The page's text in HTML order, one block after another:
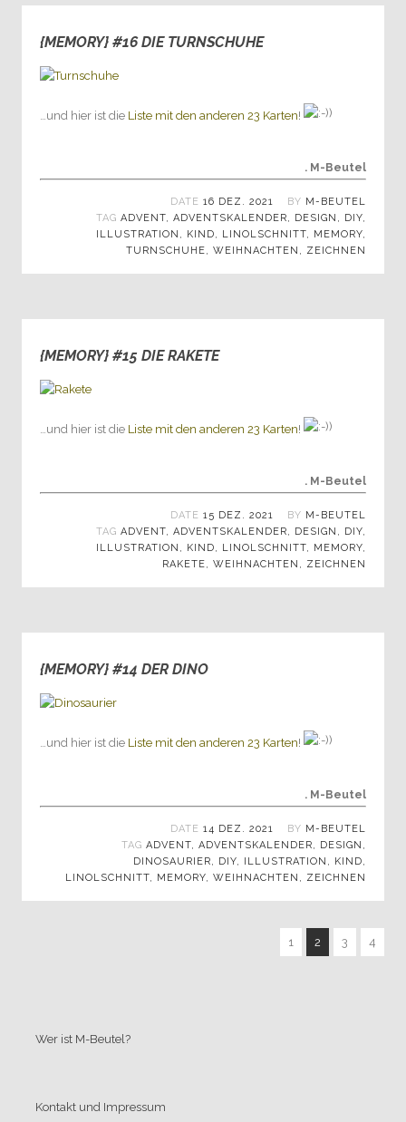
{MEMORY} #16 DIE TURNSCHUHE
…und hier ist die Liste mit den anderen 23 Karten!
. M-Beutel
DATE 16 DEZ. 2021 BY M-BEUTEL
TAG ADVENT, ADVENTSKALENDER, DESIGN , DIY,
ILLUSTRATION , KIND, LINOLSCHNITT, MEMORY,
TURNSCHUHE, WEIHNACHTEN , ZEICHNEN
{MEMORY} #15 DIE RAKETE
…und hier ist die Liste mit den anderen 23 Karten!
. M-Beutel
DATE 15 DEZ. 2021 BY M-BEUTEL
TAG ADVENT, ADVENTSKALENDER, DESIGN , DIY,
ILLUSTRATION , KIND, LINOLSCHNITT, MEMORY,
RAKETE, WEIHNACHTEN , ZEICHNEN
{MEMORY} #14 DER DINO
…und hier ist die Liste mit den anderen 23 Karten!
. M-Beutel
DATE 14 DEZ. 2021 BY M-BEUTEL
TAG ADVENT, ADVENTSKALENDER, DESIGN ,
DINOSAURIER, DIY, ILLUSTRATION , KIND,
LINOLSCHNITT, MEMORY, WEIHNACHTEN , ZEICHNEN
1 2 3 4
Wer ist M-Beutel?
Kontakt und Impressum